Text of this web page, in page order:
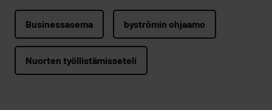
Businessasema byströmin ohjaamo
Nuorten työllistämisseteli